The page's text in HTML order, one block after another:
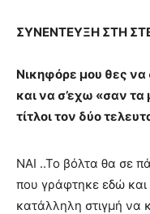
ΣΥΝΕΝΤΕΥΞΗ ΣΤΗ
Νικηφόρε μου θες να
και να σ’εχω «σαν τα
τίτλοι τον δύο
ΝΑΙ ..Το βόλτα θα σε
που γράφτηκε εδώ και
κατάλληλη στιγμή να